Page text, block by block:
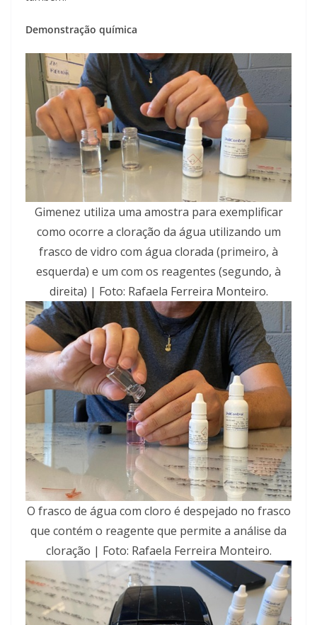
Demonstração química
Gimenez utiliza uma amostra para exemplificar
como ocorre a cloração da água utilizando um
frasco de vidro com água clorada (primeiro, à
esquerda) e um com os reagentes (segundo, à
direita) | Foto: Rafaela Ferreira Monteiro.
O frasco de água com cloro é despejado no frasco
que contém o reagente que permite a análise da
cloração | Foto: Rafaela Ferreira Monteiro.